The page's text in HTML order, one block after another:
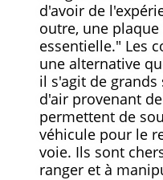
d'avoir de
outre, une
essentielle." Les
une alternative
il s'agit de grands
d'air provenant
permettent de
véhicule pour le
voie. Ils sont
ranger et à